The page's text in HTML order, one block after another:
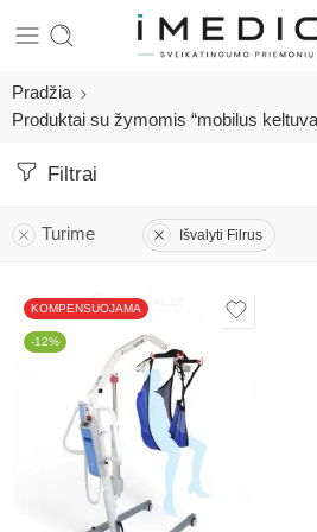
Pradžia
Produktai su žymomis “mobilus
Filtrai
Turime Išvalyti Filrus
KOMPENSUOJAMA
-12%